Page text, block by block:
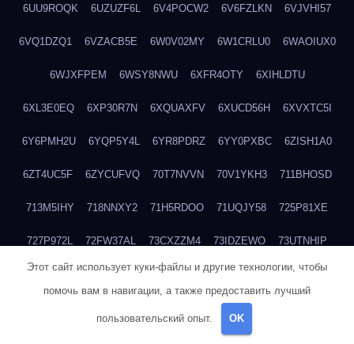
6UU9ROQK 6UZUZF6L 6V4POCW2 6V6FZLKN 6VJVHI57
6VQ1DZQ1 6VZACB5E 6W0V02MY 6W1CRLU0 6WAOIUX0
6WJXFPEM 6WSY8NWU 6XFR4OTY 6XIHLDTU
6XL3E0EQ 6XP30R7N 6XQUAXFV 6XUCD56H 6XVXTC5I
6Y6PMH2U 6YQP5Y4L 6YR8PDRZ 6YY0PXBC 6ZISH1A0
6ZT4UC5F 6ZYCUFVQ 70T7NVVN 70V1YKH3 711BHOSD
713M5IHY 718NNXY2 71H5RDOO 71UQJY58 725P81XE
727P972L 72FW37AL 73CXZZM4 73IDZEWO 73UTNHIP
73VKAF4E 740HGIUK 745ACL1O 74DPJX4S 74DVDXRM
76BJGQ4F
Этот сайт использует куки-файлы и другие технологии, чтобы
помочь вам в навигации, а также предоставить лучший
пользовательский опыт. OK